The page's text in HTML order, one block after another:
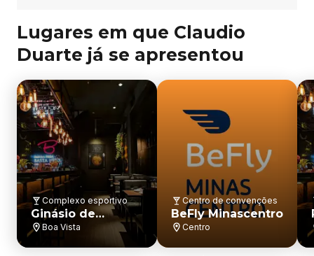
D
e
s
a
f
o
u
t
o
a
Lugares em que Claudio
Duarte já se apresentou
Complexo esportivo
Ginásio de
Esportes
Boa Vista
Centro de convenções
BeFly Minascentro
Centro